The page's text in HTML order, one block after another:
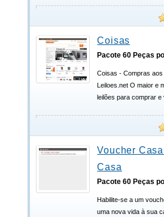
Coisas
Pacote 60 Peças
Coisas - Compras
Leiloes.net O maior e
leilões para comprar
Voucher
Casa
Pacote 60 Peças
Habilite-se a um
uma nova vida à sua